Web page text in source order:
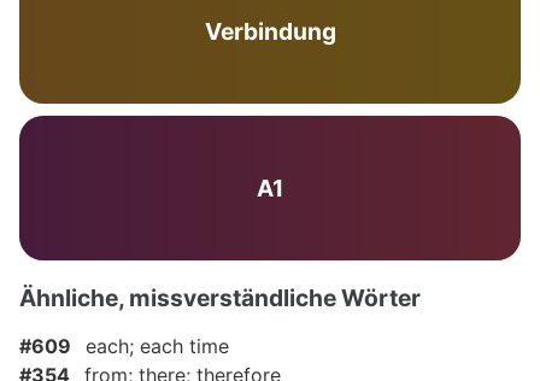
Verbindung
A1
Ähnliche, missverständliche Wörter
#609
each; each time
#354 from; there; therefore